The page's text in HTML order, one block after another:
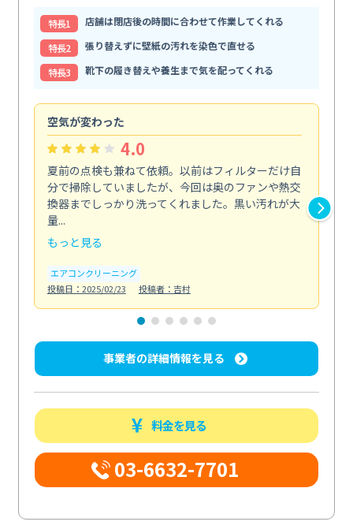
特⻑1
店舗は閉店後の時間に合わせて作業してくれる
特⻑2
張り替えずに壁紙の汚れを染色で直せる
特⻑3
靴下の履き替えや養生まで気を配ってくれる
空気が変わった
4.0
夏前の点検も兼ねて依頼。以前はフィルターだけ自
分で掃除していましたが、今回は奥のファンや熱交
換器までしっかり洗ってくれました。黒い汚れが大
量...
もっと見る
エアコンクリーニング
投稿日：2025/02/23
投稿者：吉村
事業者の詳細情報を見る
料金を見る
03-6632-7701